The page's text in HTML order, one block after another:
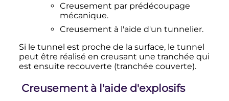
Creusement par prédécoupage
mécanique.
Creusement à l'aide d'un tunnelier.
Si le tunnel est proche de la surface, le tunnel
peut être réalisé en creusant une tranchée qui
est ensuite recouverte (tranchée couverte).
Creusement à l'aide d'explosifs